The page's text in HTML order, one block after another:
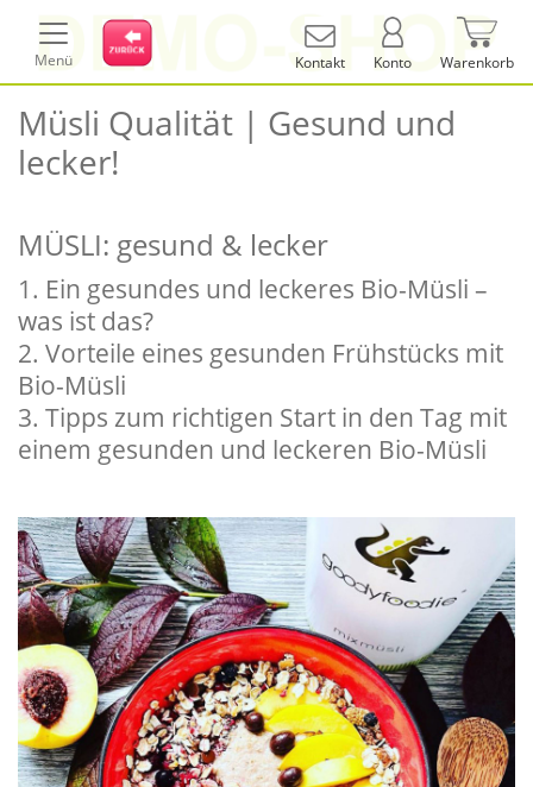
Menü Kontakt Konto Warenkorb
Müsli Qualität | Gesund und
lecker!
MÜSLI: gesund & lecker
1. Ein gesundes und leckeres Bio-Müsli –
was ist das?
2. Vorteile eines gesunden Frühstücks mit
Bio-Müsli
3. Tipps zum richtigen Start in den Tag mit
einem gesunden und leckeren Bio-Müsli